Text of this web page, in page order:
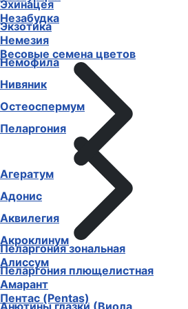
Незабудка
Немезия
Немофила
Нивяник
Остеоспермум
Пеларгония
Пеларгония зональная
Пеларгония плющелистная
Пентас (Pentas)
Эхинацея
Экзотика
Весовые семена цветов
Агератум
Адонис
Аквилегия
Акроклинум
Алиссум
Амарант
Анютины глазки (Виола